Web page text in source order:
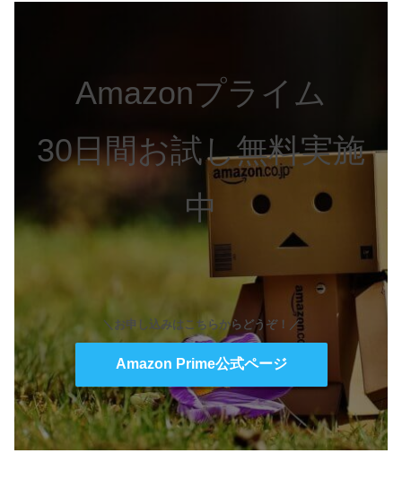
Amazonプライム
30日間お試し無料実施
中
＼お申し込みはこちらからどうぞ！／
Amazon Prime公式ページ